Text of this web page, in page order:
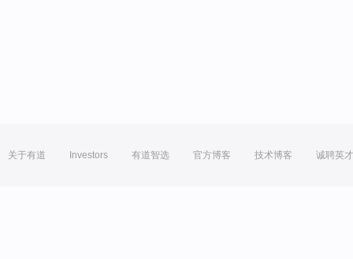
关于有道 Investors 有道智选 官方博客 技术博客 诚聘英才